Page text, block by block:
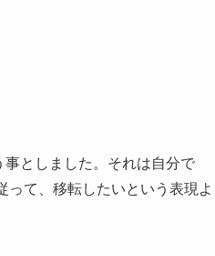
としました。それは自分で
て、移転したいという表現よ